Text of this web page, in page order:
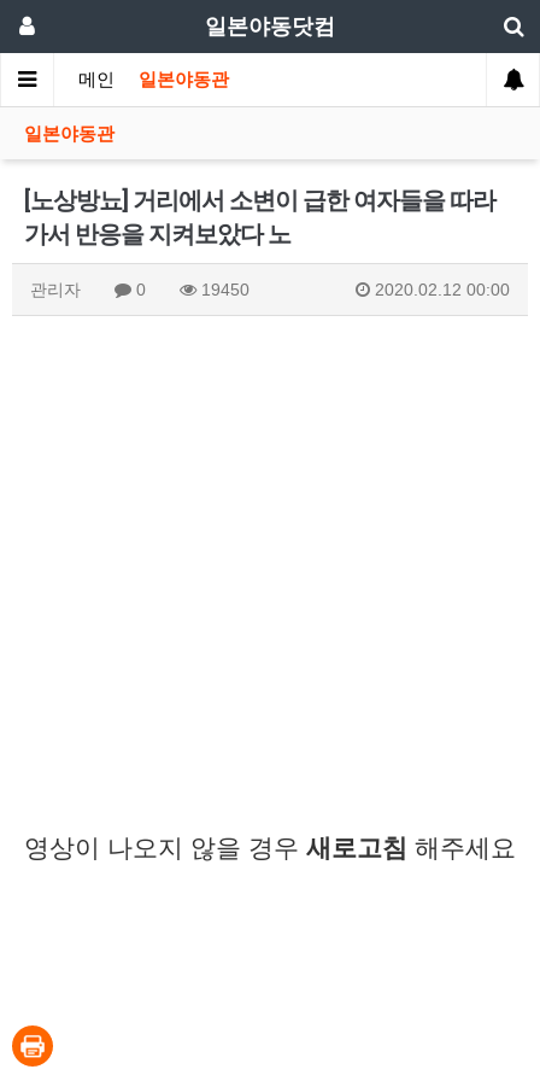
일본야동닷컴
메인 일본야동관
일본야동관
[노상방뇨] 거리에서 소변이 급한 여자들을 따라
가서 반응을 지켜보았다 노
관리자 0 19450 2020.02.12 00:00
영상이 나오지 않을 경우 새로고침 해주세요